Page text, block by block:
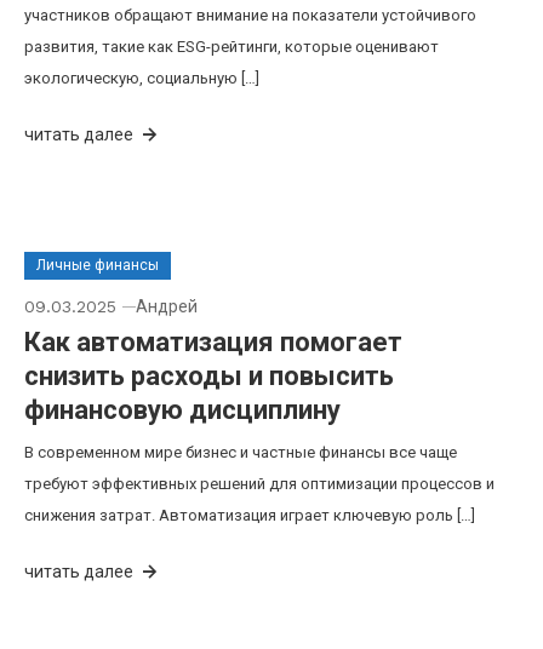
участников обращают внимание на показатели устойчивого
развития, такие как ESG-рейтинги, которые оценивают
экологическую, социальную […]
читать далее
Личные финансы
09.03.2025 Андрей
Как автоматизация помогает
снизить расходы и повысить
финансовую дисциплину
В современном мире бизнес и частные финансы все чаще
требуют эффективных решений для оптимизации процессов и
снижения затрат. Автоматизация играет ключевую роль […]
читать далее